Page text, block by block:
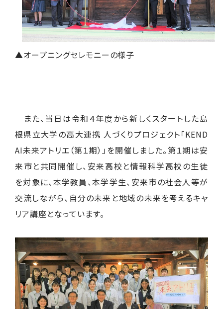
▲オープニングセレモニーの様子
また、当日は令和４年度から新しくスタートした島
根県立大学の高大連携 人づくりプロジェクト「KEND
AI未来アトリエ（第１期）」を開催しました。第１期は安
来市と共同開催し、安来高校と情報科学高校の生徒
を対象に、本学教員、本学学生、安来市の社会人等が
交流しながら、自分の未来と地域の未来を考えるキャ
リア講座となっています。